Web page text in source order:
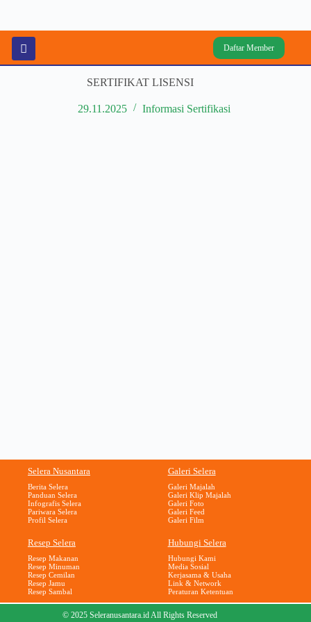
Daftar Member
SERTIFIKAT LISENSI
29.11.2025 Informasi Sertifikasi
Selera Nusantara
Berita Selera
Panduan Selera
Infografis Selera
Pariwara Selera
Profil Selera
Galeri Selera
Galeri Majalah
Galeri Klip Majalah
Galeri Foto
Galeri Feed
Galeri Film
Resep Selera
Resep Makanan
Resep Minuman
Resep Cemilan
Resep Jamu
Resep Sambal
Hubungi Selera
Hubungi Kami
Media Sosial
Kerjasama & Usaha
Link & Network
Peraturan Ketentuan
© 2025 Seleranusantara.id All Rights Reserved